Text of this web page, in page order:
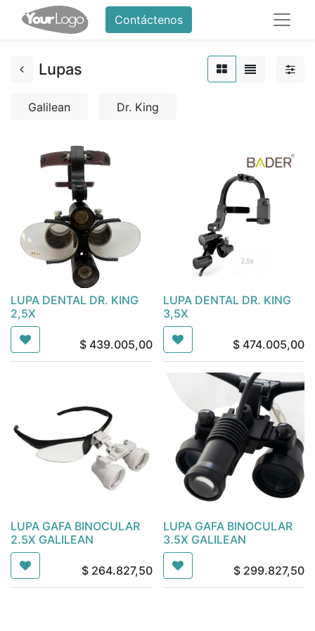
Contáctenos
Lupas
Galilean Dr. King
LUPA DENTAL DR. KING
2,5X
$ 439.005,00
LUPA DENTAL DR. KING
3,5X
$ 474.005,00
LUPA GAFA BINOCULAR
2.5X GALILEAN
$ 264.827,50
LUPA GAFA BINOCULAR
3.5X GALILEAN
$ 299.827,50